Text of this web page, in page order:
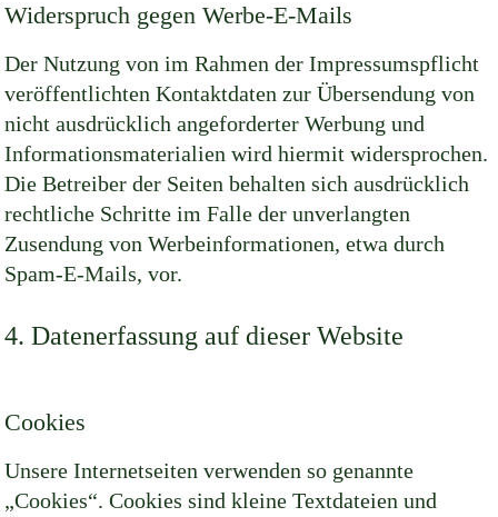
Widerspruch gegen Werbe-E-Mails
Der Nutzung von im Rahmen der Impressumspflicht
veröffentlichten Kontaktdaten zur Übersendung von
nicht ausdrücklich angeforderter Werbung und
Informationsmaterialien wird hiermit widersprochen.
Die Betreiber der Seiten behalten sich ausdrücklich
rechtliche Schritte im Falle der unverlangten
Zusendung von Werbeinformationen, etwa durch
Spam-E-Mails, vor.
4. Datenerfassung auf dieser Website
Cookies
Unsere Internetseiten verwenden so genannte
„Cookies“. Cookies sind kleine Textdateien und